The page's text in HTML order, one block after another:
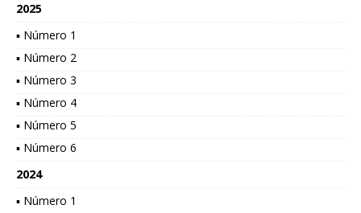
2025
▪ Número 1
▪ Número 2
▪ Número 3
▪ Número 4
▪ Número 5
▪ Número 6
2024
▪ Número 1